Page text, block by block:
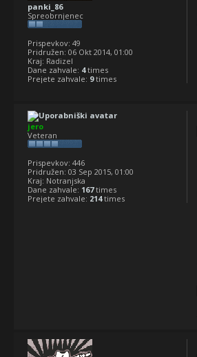
panki_86
Spreobrnjenec
Prispevkov: 49
Pridružen: 06 Okt 2014, 01:00
Kraj: Radizel
Dane zahvale: 4times
Prejete zahvale: 9times
jero
Veteran
Prispevkov: 446
Pridružen: 03 Sep 2015, 01:00
Kraj: Notranjska
Dane zahvale: 167times
Prejete zahvale: 214times